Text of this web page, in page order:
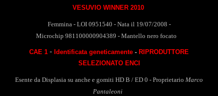
VESUVIO WINNER 2010
Femmina - LOI 0951540 - Nata il 19/07/2008 -
Microchip 981100000904389 - Mantello nero focato
CAE 1 - Identificata geneticamente - RIPRODUTTORE
SELEZIONATO ENCI
Esente da Displasia su anche e gomiti HD B / ED 0 - Proprietario Marco
Pantaleoni